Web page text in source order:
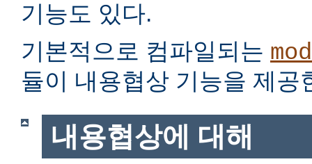
기능도 있다.
기본적으로 컴파일되는
듈이 내용협상 기능을 제공
내용협상에 대해